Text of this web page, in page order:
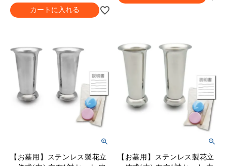
カートに入れる
【お墓用】ステンレス製花立
【お墓用】ステンレス製花立